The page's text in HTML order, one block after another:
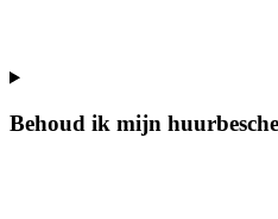
Behoud ik mijn